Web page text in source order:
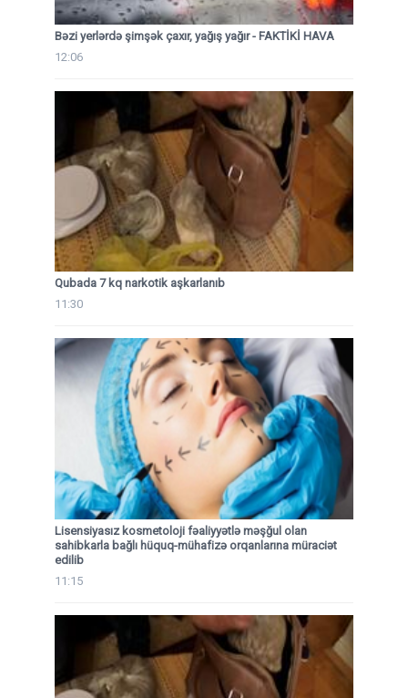
Bəzi yerlərdə şimşək çaxır, yağış yağır - FAKTİKİ HAVA
12:06
Qubada 7 kq narkotik aşkarlanıb
11:30
Lisensiyasız kosmetoloji fəaliyyətlə məşğul olan
sahibkarla bağlı hüquq-mühafizə orqanlarına müraciət
edilib
11:15